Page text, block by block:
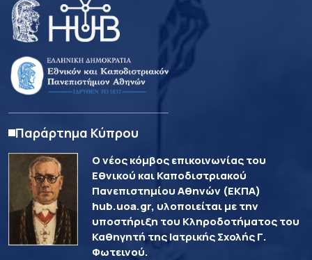
Παράρτημα Κύπρου
Ο νέος κόμβος επικοινωνίας του
Εθνικού και Καποδιστριακού
Πανεπιστημίου Αθηνών (ΕΚΠΑ)
hub.uoa.gr, υλοποιείται με την
υποστήριξη του Κληροδοτήματος του
Καθηγητή της Ιατρικής Σχολής Γ.
Φωτεινού.